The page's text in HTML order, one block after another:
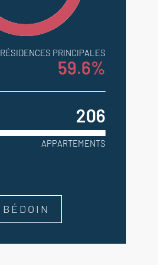
RÉSIDENCES PRINCIPALES
59.6%
206
APPARTEMENTS
BÉDOIN